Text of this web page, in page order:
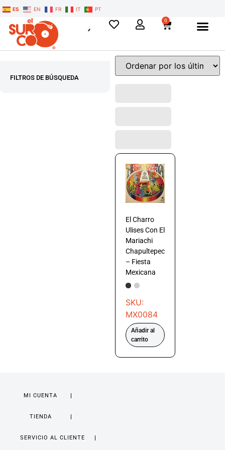
ES EN FR IT PT
0
FILTROS DE BÚSQUEDA
El Charro
Ulises Con El
Mariachi
Chapultepec
– Fiesta
Mexicana
SKU:
MX0084
Añadir al
carrito
MI CUENTA
TIENDA
SERVICIO AL CLIENTE